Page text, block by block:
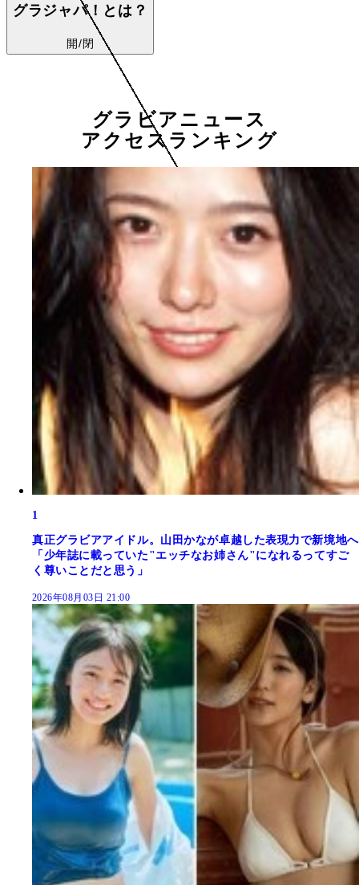
グラジャパ！とは？
開/閉
グラビアニュース
アクセスランキング
1
真正グラビアアイドル。山田かなが卓越した表現力で新境地へ
「少年誌に載っていた"エッチなお姉さん"になれるってすご
く尊いことだと思う」
2026年08月03日 21:00